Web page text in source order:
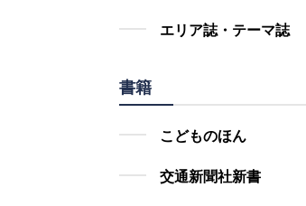
エリア誌・テーマ誌
書籍
こどものほん
交通新聞社新書